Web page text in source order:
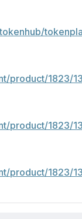
product/1823/
product/1823/
product/1823/